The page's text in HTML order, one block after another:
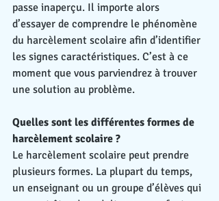
passe inaperçu. Il importe alors
d’essayer de comprendre le phénomène
du harcèlement scolaire afin d’identifier
les signes caractéristiques. C’est à ce
moment que vous parviendrez à trouver
une solution au problème.
Quelles sont les différentes formes de
harcèlement scolaire ?
Le harcèlement scolaire peut prendre
plusieurs formes. La plupart du temps,
un enseignant ou un groupe d’élèves qui